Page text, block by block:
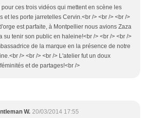
pour ces trois vidéos qui mettent en scène les
et les porte jarretelles Cervin.<br /> <br /> <br />
est parfaite, à Montpellier nous avions Zaza
su tenir son public en haleine!<br /> <br /> <br />
de la marque en la présence de notre
/> <br /> <br /> L'atelier fut un doux
et de partages!<br />
W. 20/03/2014 17:55